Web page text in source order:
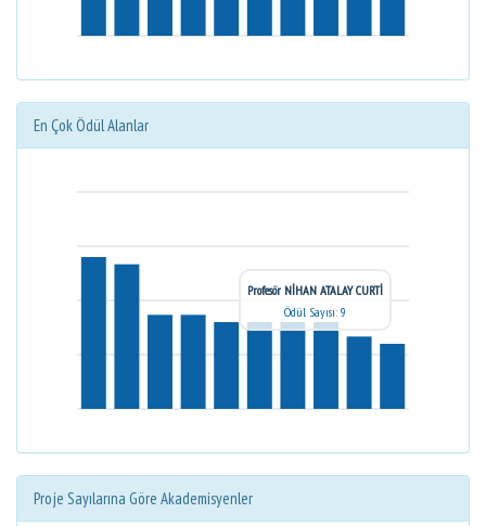
En Çok Ödül Alanlar
Profesör NİHAN ATALAY CURTİ
Ödül Sayısı: 9
Proje Sayılarına Göre Akademisyenler